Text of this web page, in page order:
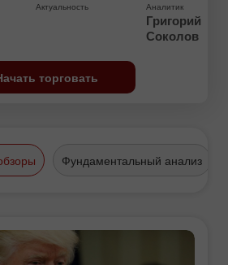
Актуальность Аналитик
Григорий
Соколов
торговать
Фундаментальный анализ